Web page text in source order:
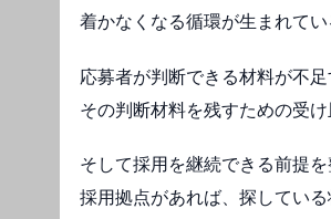
着かなくなる循環が生まれてい
応募者が判断できる材料が不足
その判断材料を残すための受け
そして採用を継続できる前提
採用拠点があれば、探してい